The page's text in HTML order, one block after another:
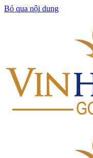
Bỏ qua nội dung